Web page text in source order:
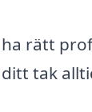
rätt
tak